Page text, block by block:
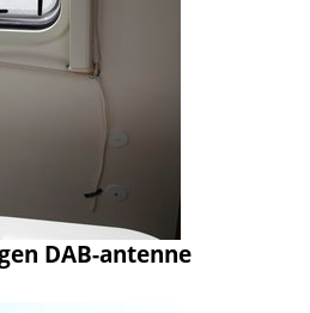
DAB-antenne